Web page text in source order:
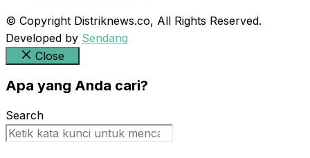
© Copyright Distriknews.co, All Rights Reserved.
Developed by Sendang
Close
Apa yang Anda cari?
Search